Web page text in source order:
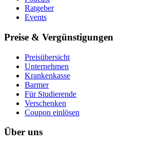
Ratgeber
Events
Preise & Vergünstigungen
Preisübersicht
Unternehmen
Krankenkasse
Barmer
Für Studierende
Ver­schen­ken
Coupon einlösen
Über uns